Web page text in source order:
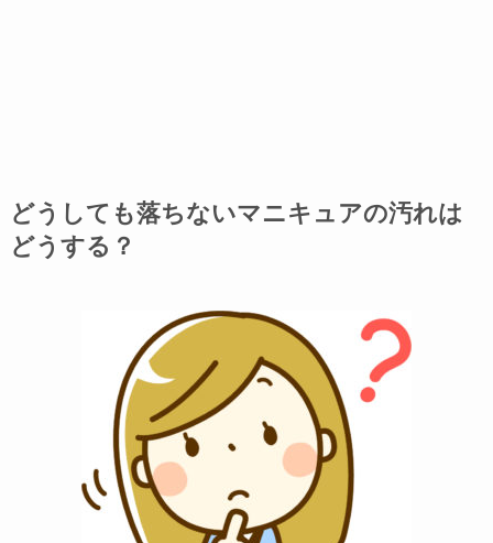
どうしても落ちないマニキュアの汚れは
どうする？